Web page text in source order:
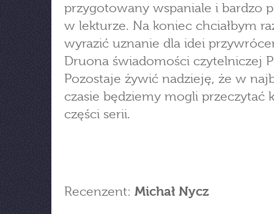
przygotowany wspaniale i bardzo
w lekturze. Na koniec chciałbym
wyrazić uznanie dla idei
Druona świadomości czytelniczej
Pozostaje żywić nadzieję, że w
czasie będziemy mogli przeczytać
części serii.
Recenzent: Michał Nycz